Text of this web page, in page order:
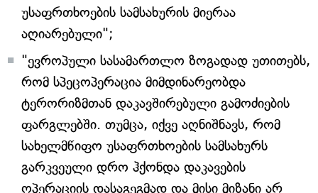
უსაფრთხოების სამსახურის მიერაა
აღიარებული";
"ევროპული სასამართლო ზოგადად უთითებს,
რომ სპეცოპერაცია მიმდინარეობდა
ტერორიზმთან დაკავშირებული გამოძიების
ფარგლებში. თუმცა, იქვე აღნიშნავს, რომ
სახელმწიფო უსაფრთხოების სამსახურს
გარკვეული დრო ჰქონდა დაკავების
ოპერაციის დასაგეგმად და მისი მიზანი არ